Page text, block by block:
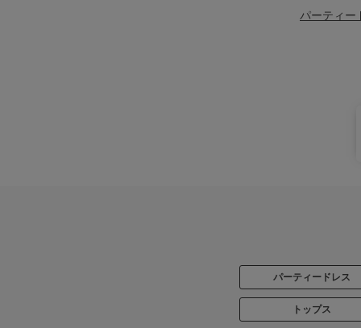
パーティー
パーティードレス
トップス